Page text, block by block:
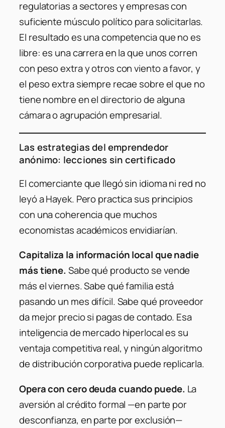
regulatorias a sectores y empresas con
suficiente músculo político para solicitarlas.
El resultado es una competencia que no es
libre: es una carrera en la que unos corren
con peso extra y otros con viento a favor, y
el peso extra siempre recae sobre el que no
tiene nombre en el directorio de alguna
cámara o agrupación empresarial.
Las estrategias del emprendedor
anónimo: lecciones sin certificado
El comerciante que llegó sin idioma ni red no
leyó a Hayek. Pero practica sus principios
con una coherencia que muchos
economistas académicos envidiarían.
Capitaliza la información local que nadie
más tiene. Sabe qué producto se vende
más el viernes. Sabe qué familia está
pasando un mes difícil. Sabe qué proveedor
da mejor precio si pagas de contado. Esa
inteligencia de mercado hiperlocal es su
ventaja competitiva real, y ningún algoritmo
de distribución corporativa puede replicarla.
Opera con cero deuda cuando puede. La
aversión al crédito formal —en parte por
desconfianza, en parte por exclusión—